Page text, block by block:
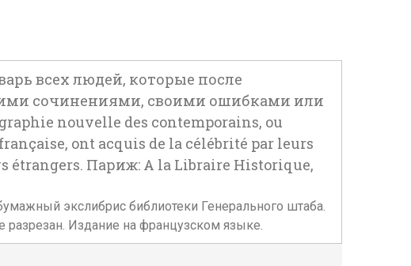
всех людей, которые после
сочинениями, своими ошибками или
nouvelle des contemporains, ou
ont acquis de la célébrité par leurs
étrangers. Париж: A la Libraire Historique,
экслибрис библиотеки Генерального штаба.
разрезан. Издание на французском языке.